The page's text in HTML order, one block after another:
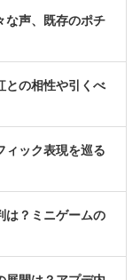
な声、既存のポチ
との相性や引くべ
ィック表現を巡る
は？ミニゲームの